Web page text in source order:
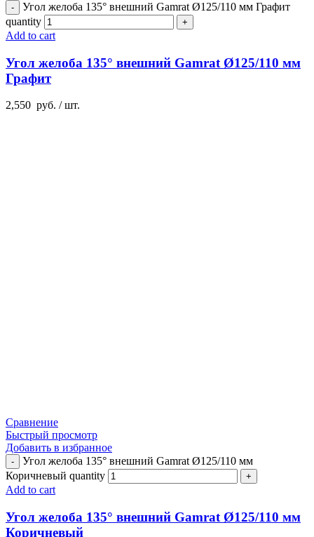
Угол желоба 135° внешний Gamrat Ø125/110 мм Графит
quantity
Add to cart
Угол желоба 135° внешний Gamrat Ø125/110 мм
Графит
2,550 руб. / шт.
Сравнение
Быстрый просмотр
Добавить в избранное
Угол желоба 135° внешний Gamrat Ø125/110 мм
Коричневый quantity
Add to cart
Угол желоба 135° внешний Gamrat Ø125/110 мм
Коричневый